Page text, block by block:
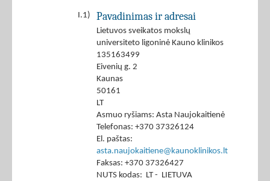
I.1) Pavadinimas ir adresai
Lietuvos sveikatos mokslų
universiteto ligoninė Kauno klinikos
135163499
Eivenių g. 2
Kaunas
50161
LT
Asmuo ryšiams: Asta Naujokaitienė
Telefonas: +370 37326124
El. paštas:
asta.naujokaitiene@kaunoklinikos.lt
Faksas: +370 37326427
NUTS kodas: LT - LIETUVA